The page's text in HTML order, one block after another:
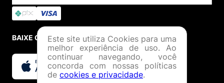
BAIXE O APPEste site utiliza Cookies para uma
melhor experiência de uso. Ao
continuar navegando, você
concorda com nossas políticas
de cookies e privacidade.